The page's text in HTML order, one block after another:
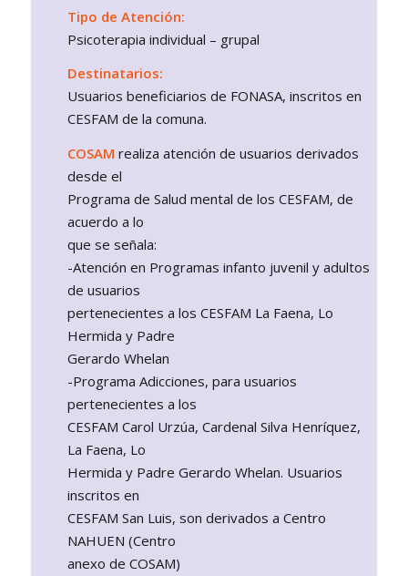
Tipo de Atención:
Psicoterapia individual – grupal
Destinatarios:
Usuarios beneficiarios de FONASA, inscritos en
CESFAM de la comuna.
COSAM realiza atención de usuarios derivados
desde el
Programa de Salud mental de los CESFAM, de
acuerdo a lo
que se señala:
-Atención en Programas infanto juvenil y adultos
de usuarios
pertenecientes a los CESFAM La Faena, Lo
Hermida y Padre
Gerardo Whelan
-Programa Adicciones, para usuarios
pertenecientes a los
CESFAM Carol Urzúa, Cardenal Silva Henríquez,
La Faena, Lo
Hermida y Padre Gerardo Whelan. Usuarios
inscritos en
CESFAM San Luis, son derivados a Centro
NAHUEN (Centro
anexo de COSAM)